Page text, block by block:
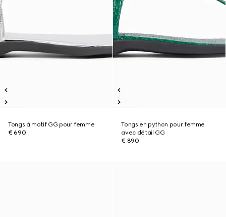
Tongs à motif GG pour femme
€ 690
Tongs en python pour femme
avec détail GG
€ 890